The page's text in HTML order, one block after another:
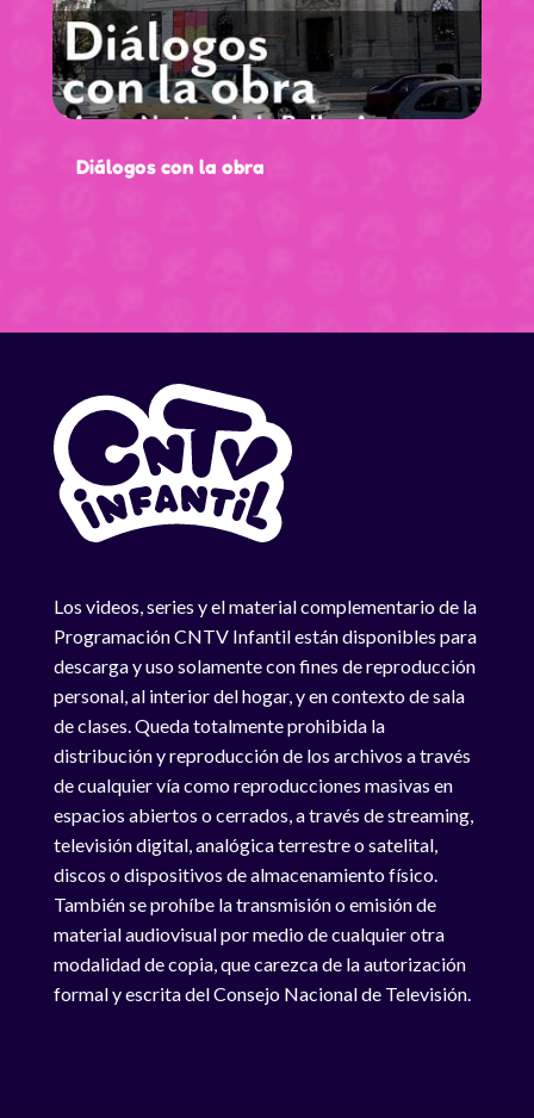
Diálogos con la obra
Los videos, series y el material complementario de la
Programación CNTV Infantil están disponibles para
descarga y uso solamente con fines de reproducción
personal, al interior del hogar, y en contexto de sala
de clases. Queda totalmente prohibida la
distribución y reproducción de los archivos a través
de cualquier vía como reproducciones masivas en
espacios abiertos o cerrados, a través de streaming,
televisión digital, analógica terrestre o satelital,
discos o dispositivos de almacenamiento físico.
También se prohíbe la transmisión o emisión de
material audiovisual por medio de cualquier otra
modalidad de copia, que carezca de la autorización
formal y escrita del Consejo Nacional de Televisión.